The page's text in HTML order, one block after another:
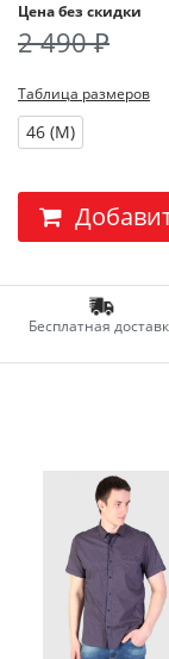
Цена без скидки
2 490 ₽
Таблица размеров
46 (M)
Бесплатная